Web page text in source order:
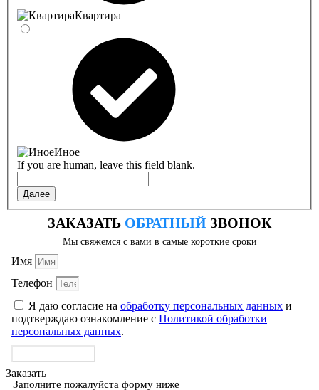
Квартира
Иное
If you are human, leave this field blank.
Далее
ЗАКАЗАТЬ ОБРАТНЫЙЗВОНОК
Мы свяжемся с вами в самые короткие сроки
Имя
Телефон
Я даю согласие на обработку персональных данных и
подтверждаю ознакомление с Политикой обработки
персональных данных.
Заказать
Заполните пожалуйста форму ниже